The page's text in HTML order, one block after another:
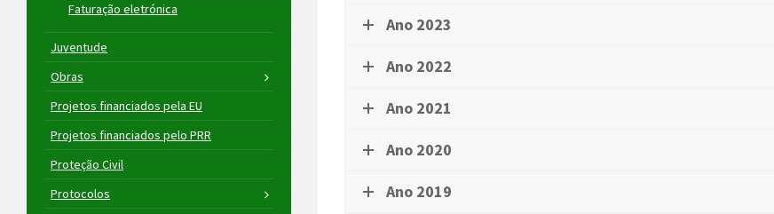
Ano 2023
Ano 2022
Ano 2021
Ano 2020
Ano 2019
Faturação eletrónica
Juventude
Obras
Projetos financiados pela EU
Projetos financiados pelo PRR
Proteção Civil
Protocolos